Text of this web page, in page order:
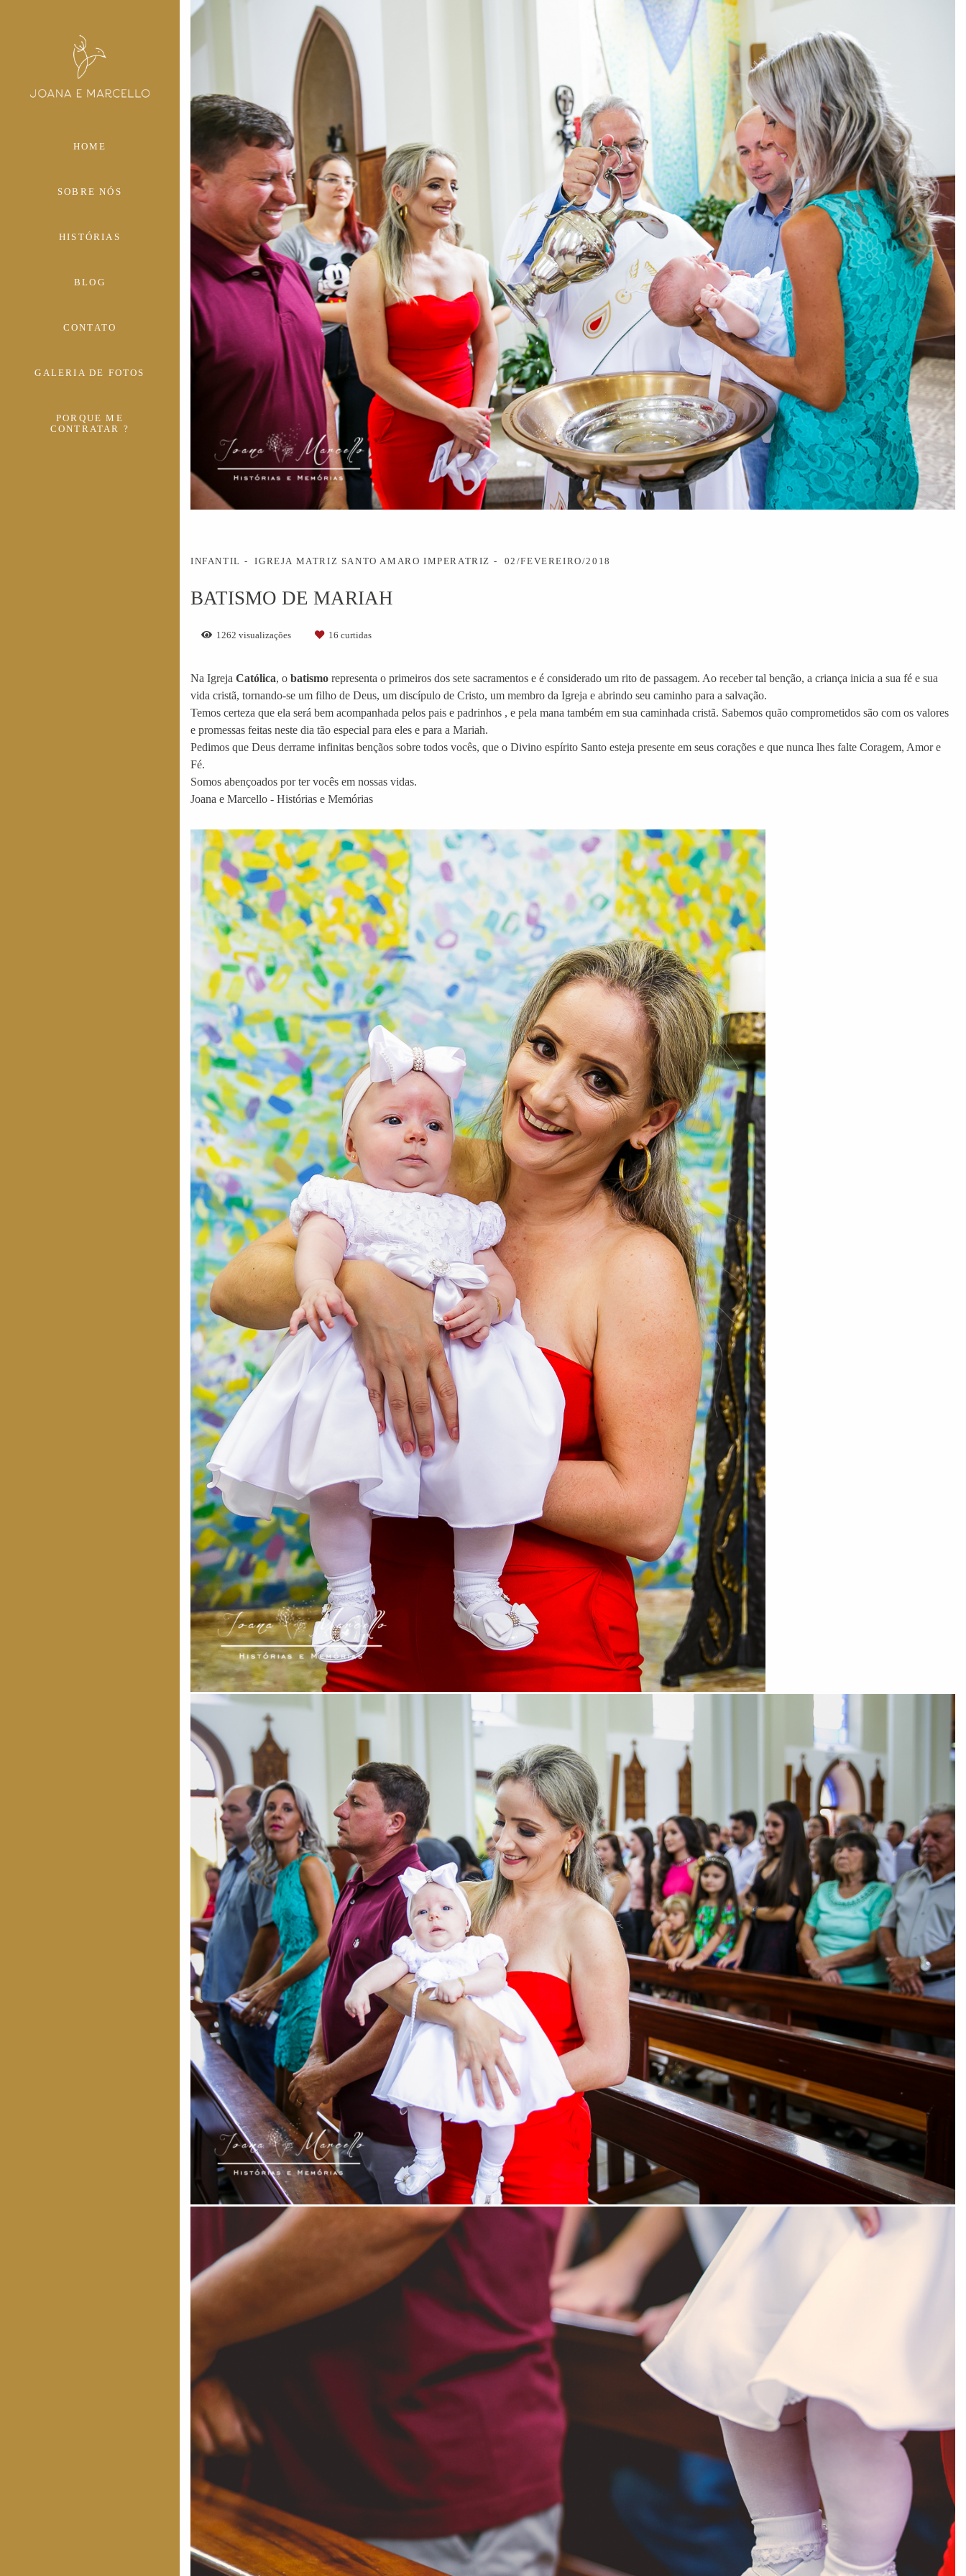
HOME
SOBRE NÓS
HISTÓRIAS
BLOG
CONTATO
GALERIA DE FOTOS
PORQUE ME
CONTRATAR ?
INFANTIL IGREJA MATRIZ SANTO AMARO IMPERATRIZ 02/FEVEREIRO/2018
BATISMO DE MARIAH
1262 visualizações 16 curtidas
Na Igreja Católica, o batismo representa o primeiros dos sete sacramentos e é considerado um rito de passagem. Ao receber tal benção, a criança inicia a sua fé e sua
vida cristã, tornando-se um filho de Deus, um discípulo de Cristo, um membro da Igreja e abrindo seu caminho para a salvação.
Temos certeza que ela será bem acompanhada pelos pais e padrinhos , e pela mana também em sua caminhada cristã. Sabemos quão comprometidos são com os valores
e promessas feitas neste dia tão especial para eles e para a Mariah.
Pedimos que Deus derrame infinitas bençãos sobre todos vocês, que o Divino espírito Santo esteja presente em seus corações e que nunca lhes falte Coragem, Amor e
Fé.
Somos abençoados por ter vocês em nossas vidas.
Joana e Marcello - Histórias e Memórias